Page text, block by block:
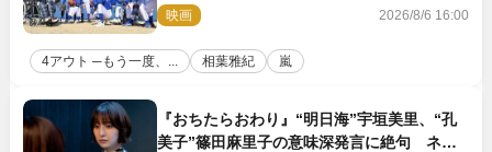
イベントも決定
映画 2026/8/6 16:00
4アウト ─もう一度、... 相葉雅紀 嵐
『おちたらおわり』“明日海”宇垣美里、“孔
美子”篠田麻里子の意味深発言に絶句 ネッ